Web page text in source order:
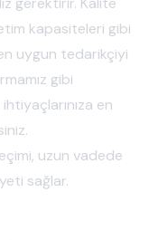
kapasiteleri gibi
uygun tedarikçiyi
gibi
en
uzun vadede
sağlar.